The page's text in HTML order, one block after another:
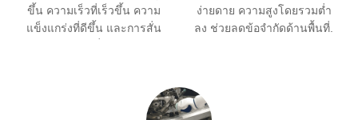
ขึ้น ความเร็วที่เร็วขึ้น ความ
แข็งแกร่งที่ดีขึ้น และการสั่น
ง่ายดาย ความสูงโดยรวมต่ำ
ลง ช่วยลดข้อจำกัดด้านพื้นที่.